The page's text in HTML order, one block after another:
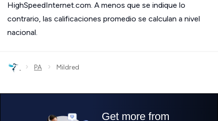
HighSpeedInternet.com. A menos que se indique lo
contrario, las calificaciones promedio se calculan a nivel
nacional.
› PA › Mildred